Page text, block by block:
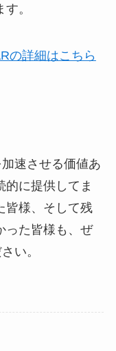
。
の詳細はこちら
速させる価値あ
的に提供してま
皆様、そして残
った皆様も、ぜ
い。